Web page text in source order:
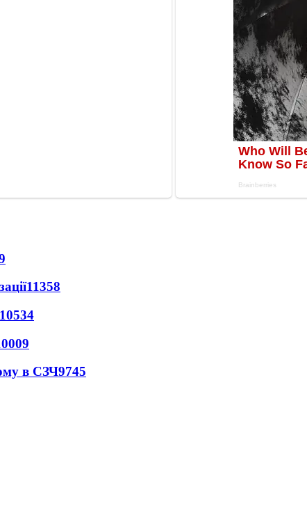
11358
10534
в СЗЧ9745